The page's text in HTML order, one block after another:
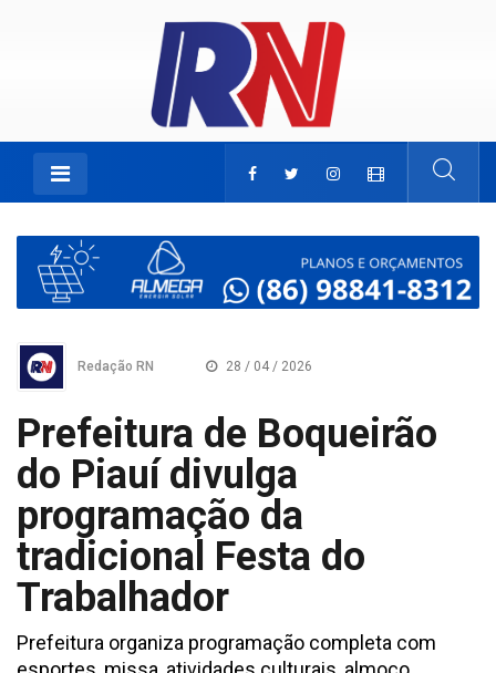
Redação RN 28 / 04 / 2026
Prefeitura de Boqueirão
do Piauí divulga
programação da
tradicional Festa do
Trabalhador
Prefeitura organiza programação completa com